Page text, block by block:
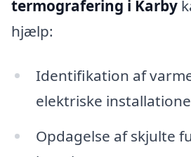
termografering i Karby
hjælp:
Identifikation af
elektriske
Opdagelse af skjulte